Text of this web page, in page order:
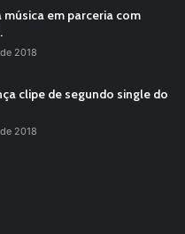
em parceria com
2018
clipe de segundo single do
2018